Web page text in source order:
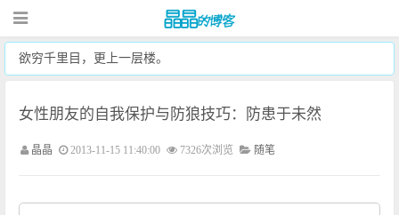
欲穷千里目，更上一层楼。
女性朋友的自我保护与防狼技巧：防患于未然
晶晶 2013-11-15 11:40:00 7326次浏览 随笔